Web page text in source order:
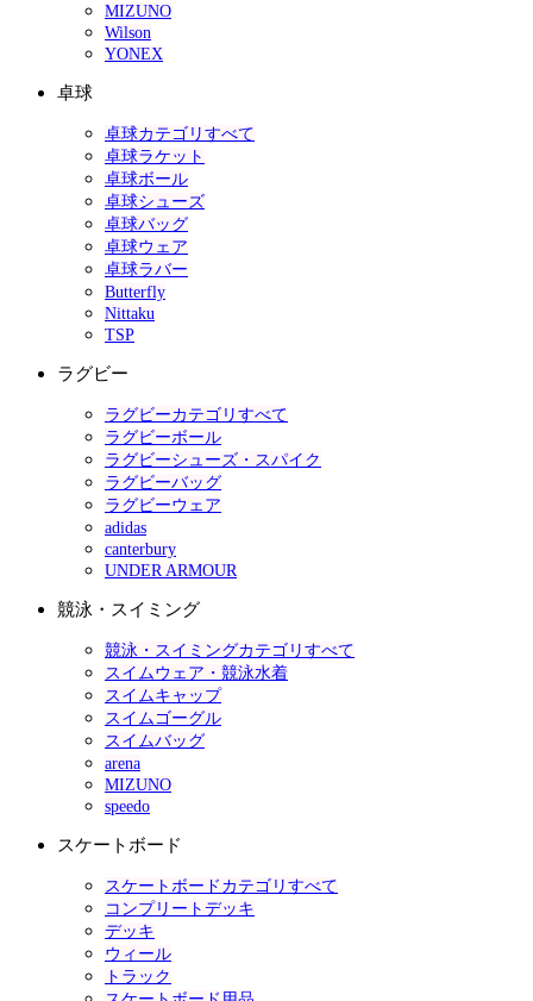
MIZUNO
Wilson
YONEX
卓球
卓球カテゴリすべて
卓球ラケット
卓球ボール
卓球シューズ
卓球バッグ
卓球ウェア
卓球ラバー
Butterfly
Nittaku
TSP
ラグビー
ラグビーカテゴリすべて
ラグビーボール
ラグビーシューズ・スパイク
ラグビーバッグ
ラグビーウェア
adidas
canterbury
UNDER ARMOUR
競泳・スイミング
競泳・スイミングカテゴリすべて
スイムウェア・競泳水着
スイムキャップ
スイムゴーグル
スイムバッグ
arena
MIZUNO
speedo
スケートボード
スケートボードカテゴリすべて
コンプリートデッキ
デッキ
ウィール
トラック